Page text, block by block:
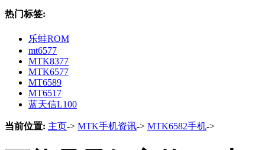
热门标签:
乐蛙ROM
mt6577
MTK8377
MTK6577
MT6589
MT6517
蓝天信L100
当前位置: 主页-> MTK手机资讯-> MTK6582手机->